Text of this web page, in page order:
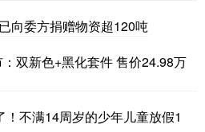
向委方捐赠物资超120吨
双新色+黑化套件 售价24.98万
！不满14周岁的少年儿童放假1